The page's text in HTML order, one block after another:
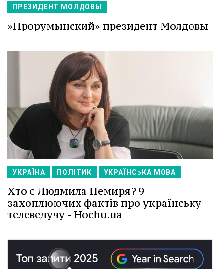
ПРЕЗИДЕНТ МОЛДОВЫ
»Прорумынский» президент Молдовы
УКРАЇНА ПОЛІТИК УКРАЇНСЬКА МОВА
Хто є Людмила Немиря? 9
захоплюючих фактів про українську
телеведучу - Hochu.ua